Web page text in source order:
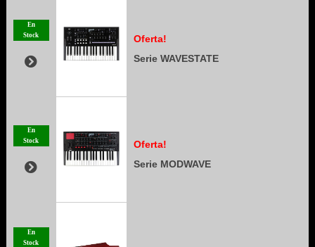
En
Stock
Oferta!
Serie WAVESTATE
En
Stock
Oferta!
Serie MODWAVE
En
Stock